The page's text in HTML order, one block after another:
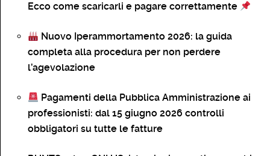
Ecco come scaricarli e pagare correttamente
Nuovo Iperammortamento 2026: la guida
completa alla procedura per non perdere
l’agevolazione
Pagamenti della Pubblica Amministrazione ai
professionisti: dal 15 giugno 2026 controlli
obbligatori su tutte le fatture